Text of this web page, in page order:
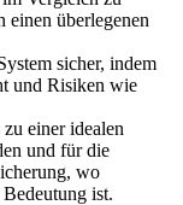
überlegenen
sicher, indem
und Risiken wie
einer idealen
und für die
wo
ist.